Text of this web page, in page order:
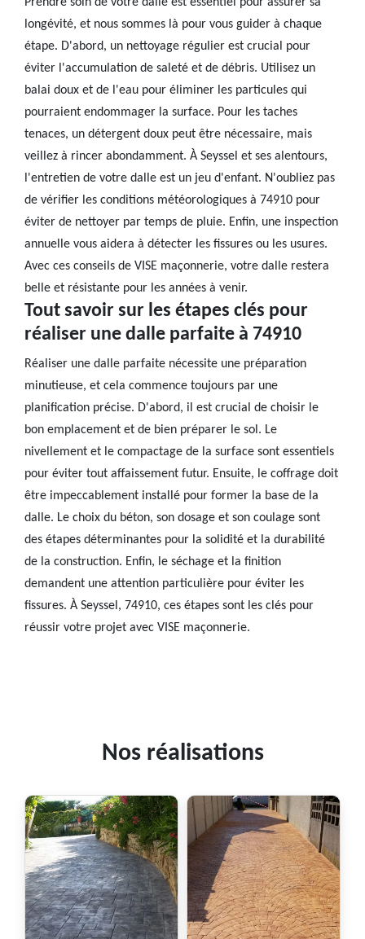
longévité, et nous sommes là pour vous guider à chaque
étape. D'abord, un nettoyage régulier est crucial pour
éviter l'accumulation de saleté et de débris. Utilisez un
balai doux et de l'eau pour éliminer les particules qui
pourraient endommager la surface. Pour les taches
tenaces, un détergent doux peut être nécessaire, mais
veillez à rincer abondamment. À Seyssel et ses alentours,
l'entretien de votre dalle est un jeu d'enfant. N'oubliez pas
de vérifier les conditions météorologiques à 74910 pour
éviter de nettoyer par temps de pluie. Enfin, une inspection
annuelle vous aidera à détecter les fissures ou les usures.
Avec ces conseils de VISE maçonnerie, votre dalle restera
belle et résistante pour les années à venir.
Tout savoir sur les étapes clés pour
réaliser une dalle parfaite à 74910
Réaliser une dalle parfaite nécessite une préparation
minutieuse, et cela commence toujours par une
planification précise. D'abord, il est crucial de choisir le
bon emplacement et de bien préparer le sol. Le
nivellement et le compactage de la surface sont essentiels
pour éviter tout affaissement futur. Ensuite, le coffrage doit
être impeccablement installé pour former la base de la
dalle. Le choix du béton, son dosage et son coulage sont
des étapes déterminantes pour la solidité et la durabilité
de la construction. Enfin, le séchage et la finition
demandent une attention particulière pour éviter les
fissures. À Seyssel, 74910, ces étapes sont les clés pour
réussir votre projet avec VISE maçonnerie.
Nos réalisations